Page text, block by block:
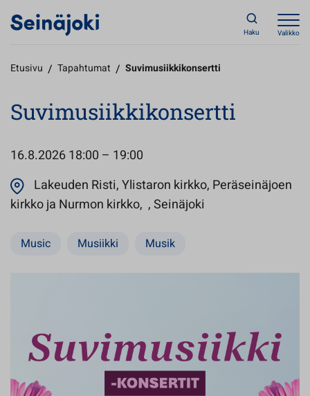
Haku Valikko
Etusivu / Tapahtumat / Suvimusiikkikonsertti
Suvimusiikkikonsertti
16.8.202618:00 – 19:00
Lakeuden Risti, Ylistaron kirkko, Peräseinäjoen
kirkko ja Nurmon kirkko, , Seinäjoki
Music Musiikki Musik